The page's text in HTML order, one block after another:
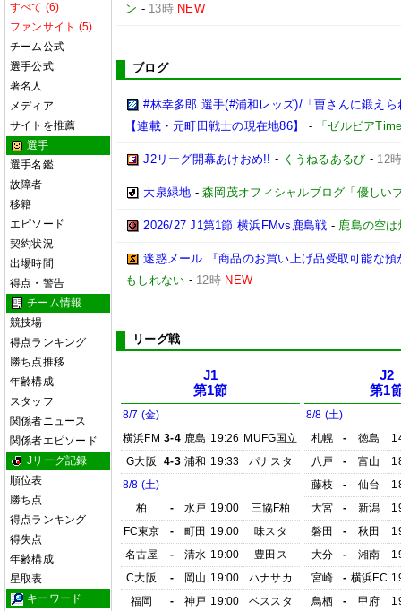
すべて (6)
ファンサイト (5)
チーム公式
選手公式
著名人
メディア
サイトを推薦
選手
選手名鑑
故障者
移籍
エピソード
契約状況
出場時間
得点・警告
チーム情報
競技場
得点ランキング
勝ち点推移
年齢構成
スタッフ
関係者ニュース
関係者エピソード
Jリーグ記録
順位表
勝ち点
得点ランキング
得失点
年齢構成
星取表
キーワード
ン - 13時 NEW
ブログ
#林幸多郎 選手(#浦和レッズ)/「曺さんに鍛え
【連載・元町田戦士の現在地86】
- 「ゼルビア
J2リーグ開幕あけおめ!! - くうねるあるび - 12
大泉緑地 -森岡茂オフィシャルブログ「優しい
2026/27 J1第1節 横浜FMvs鹿島戦 - 鹿島の空
迷惑メール 『商品のお買い上げ品受取可能な
もしれない - 12時 NEW
リーグ戦
J1
第1節
8/7 (金)
横浜FM 3-4 鹿島 19:26 MUFG国立
G大阪
4-3 浦和 19:33
パナスタ
8/8 (土)
柏
- 水戸 19:00
三協F柏
FC東京
- 町田 19:00
味スタ
名古屋
- 清水 19:00
豊田ス
C大阪
- 岡山 19:00
ハナサカ
福岡
- 神戸 19:00
ベススタ
J2
第1
8/8 (土)
札幌
- 徳島
八戸
- 富山
藤枝
- 仙台
大宮
- 新潟
磐田
- 秋田
大分
- 湘南
宮崎
- 横浜FC
鳥栖
- 甲府